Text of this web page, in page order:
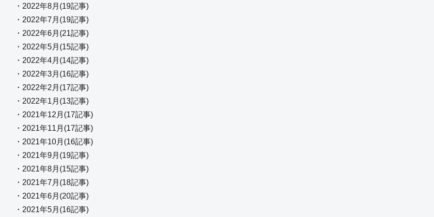
・2022年8月(19記事)
・2022年7月(19記事)
・2022年6月(21記事)
・2022年5月(15記事)
・2022年4月(14記事)
・2022年3月(16記事)
・2022年2月(17記事)
・2022年1月(13記事)
・2021年12月(17記事)
・2021年11月(17記事)
・2021年10月(16記事)
・2021年9月(19記事)
・2021年8月(15記事)
・2021年7月(18記事)
・2021年6月(20記事)
・2021年5月(16記事)